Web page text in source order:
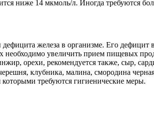
ниже 14 мкмоль/л. Иногда требуются
железа в организме. Его дефицит
увеличить прием пищевых
орехи, рекомендуется также, сыр,
клубника, малина, смородина
требуются гигиенические меры.